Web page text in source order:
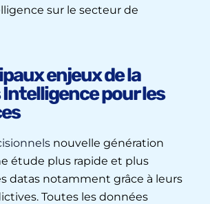
sur le secteur de
enjeux de la
pour les
nouvelle génération
étude plus rapide et plus
datas notamment grâce à leurs
Toutes les données